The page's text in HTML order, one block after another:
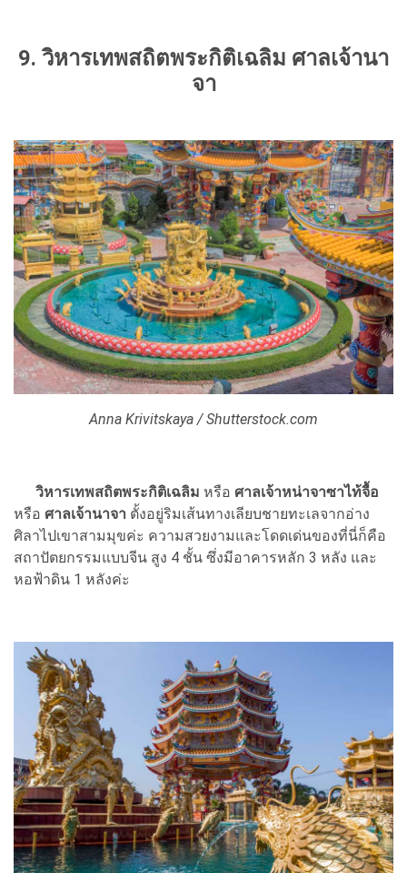
9. วิหารเทพสถิตพระกิติเฉลิม ศาลเจ้านา
จา
Anna Krivitskaya / Shutterstock.com
วิหารเทพสถิตพระกิติเฉลิม หรือ ศาลเจ้าหน่าจาซาไท้จื้อ
หรือ ศาลเจ้านาจา ตั้งอยู่ริมเส้นทางเลียบชายทะเลจากอ่าง
ศิลาไปเขาสามมุขค่ะ ความสวยงามและโดดเด่นของที่นี่ก็คือ
สถาปัตยกรรมแบบจีน สูง 4 ชั้น ซึ่งมีอาคารหลัก 3 หลัง และ
หอฟ้าดิน 1 หลังค่ะ